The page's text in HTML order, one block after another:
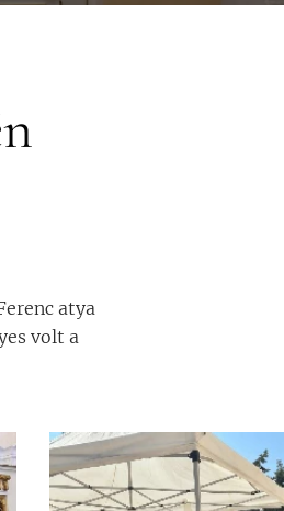
atya
volt a